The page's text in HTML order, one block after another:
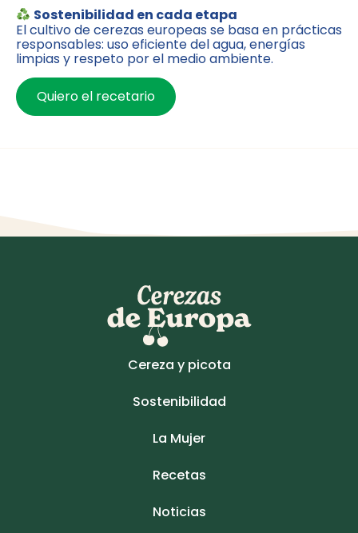
Sostenibilidad en cada etapa
El cultivo de cerezas europeas se basa en prácticas
responsables: uso eficiente del agua, energías
limpias y respeto por el medio ambiente.
Quiero el recetario
Cereza y picota
Sostenibilidad
La Mujer
Recetas
Noticias